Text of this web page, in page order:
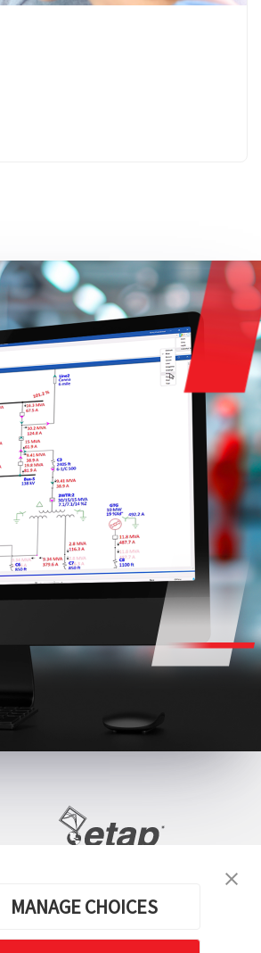
MANAGE CHOICES
전력 시스템 분석 및 운영 소프트웨어